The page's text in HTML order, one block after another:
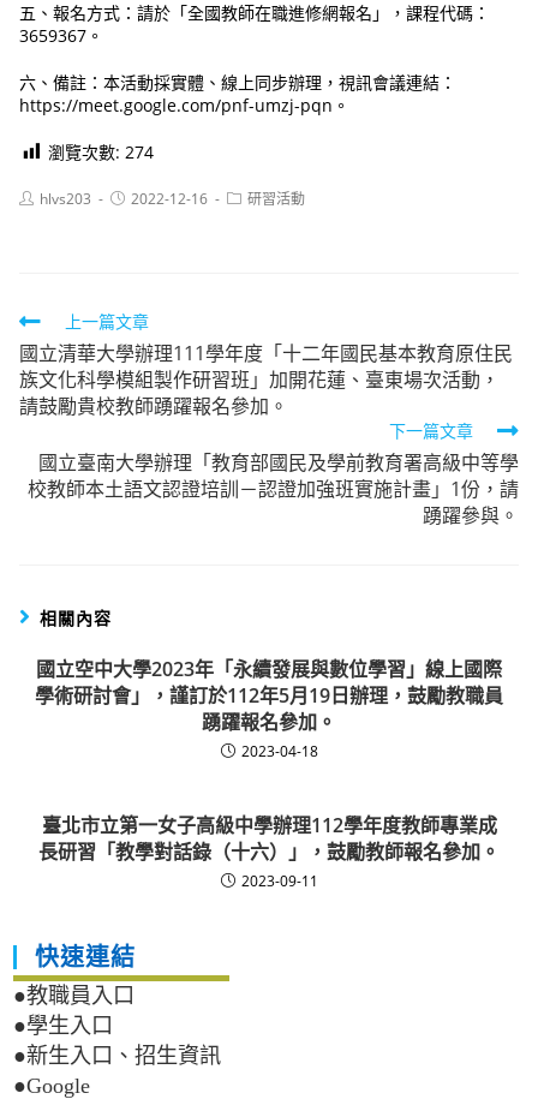
五、報名方式：請於「全國教師在職進修網報名」，課程代碼：
3659367。
六、備註：本活動採實體、線上同步辦理，視訊會議連結：
https://meet.google.com/pnf-umzj-pqn。
瀏覽次數: 274
Posthlvs203
Post2022-12-16
Post研習活動
Read
more
articles
上一篇文章
國立清華大學辦理111學年度「十二年國民基本教育原住民
族文化科學模組製作研習班」加開花蓮、臺東場次活動，
請鼓勵貴校教師踴躍報名參加。
下一篇文章
國立臺南大學辦理「教育部國民及學前教育署高級中等學
校教師本土語文認證培訓－認證加強班實施計畫」1份，請
踴躍參與。
相關內容
國立空中大學2023年「永續發展與數位學習」線上國際
學術研討會」，謹訂於112年5月19日辦理，鼓勵教職員
踴躍報名參加。
2023-04-18
臺北市立第一女子高級中學辦理112學年度教師專業成
長研習「教學對話錄（十六）」，鼓勵教師報名參加。
2023-09-11
快速連結
●教職員入口
●學生入口
●新生入口、招生資訊
●Google